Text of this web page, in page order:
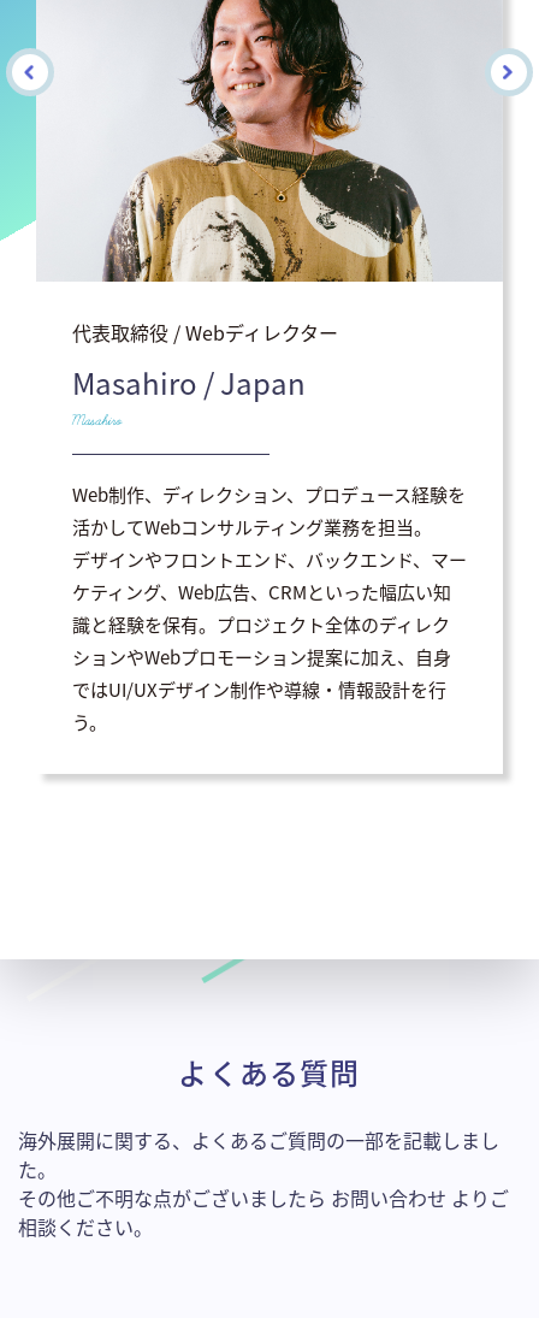
代表取締役 / Webディレクター
Masahiro / Japan
Masahiro
Web制作、ディレクション、プロデュース経験を
活かしてWebコンサルティング業務を担当。
デザインやフロントエンド、バックエンド、マー
ケティング、Web広告、CRMといった幅広い知
識と経験を保有。プロジェクト全体のディレク
ションやWebプロモーション提案に加え、自身
ではUI/UXデザイン制作や導線・情報設計を行
う。
よくある質問
海外展開に関する、よくあるご質問の一部を記載しまし
た。
その他ご不明な点がございましたら お問い合わせ よりご
相談ください。